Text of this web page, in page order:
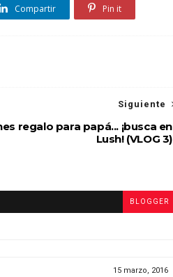
Compartir Pin it
Siguiente
regalo para papá... ¡busca en
Lush! (VLOG 3)
BLOGGER
15 marzo, 2016